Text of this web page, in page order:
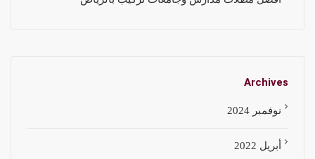
Archives
نوفمبر 2024
أبريل 2022